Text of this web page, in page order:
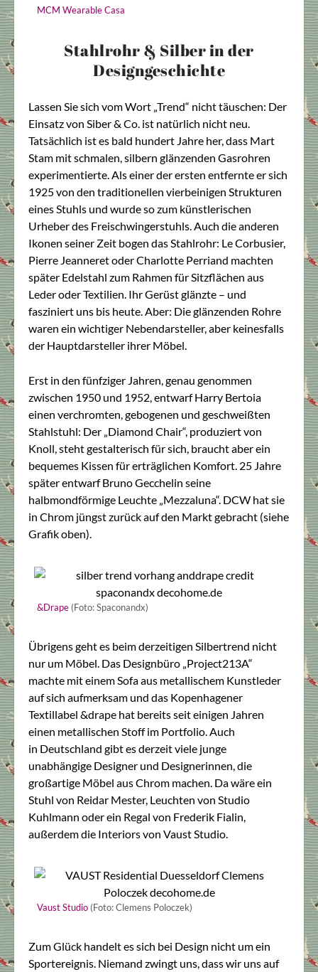
MCM Wearable Casa
Stahlrohr & Silber in der
Designgeschichte
Lassen Sie sich vom Wort „Trend“ nicht täuschen: Der
Einsatz von Siber & Co. ist natürlich nicht neu.
Tatsächlich ist es bald hundert Jahre her, dass Mart
Stam mit schmalen, silbern glänzenden Gasrohren
experimentierte. Als einer der ersten entfernte er sich
1925 von den traditionellen vierbeinigen Strukturen
eines Stuhls und wurde so zum künstlerischen
Urheber des Freischwingerstuhls. Auch die anderen
Ikonen seiner Zeit bogen das Stahlrohr: Le Corbusier,
Pierre Jeanneret oder Charlotte Perriand machten
später Edelstahl zum Rahmen für Sitzflächen aus
Leder oder Textilien. Ihr Gerüst glänzte – und
fasziniert uns bis heute. Aber: Die glänzenden Rohre
waren ein wichtiger Nebendarsteller, aber keinesfalls
der Hauptdarsteller ihrer Möbel.
Erst in den fünfziger Jahren, genau genommen
zwischen 1950 und 1952, entwarf Harry Bertoia
einen verchromten, gebogenen und geschweißten
Stahlstuhl: Der „Diamond Chair“, produziert von
Knoll, steht gestalterisch für sich, braucht aber ein
bequemes Kissen für erträglichen Komfort. 25 Jahre
später entwarf Bruno Gecchelin seine
halbmondförmige Leuchte „Mezzaluna“. DCW hat sie
in Chrom jüngst zurück auf den Markt gebracht (siehe
Grafik oben).
&Drape (Foto: Spaconandx)
Übrigens geht es beim derzeitigen Silbertrend nicht
nur um Möbel. Das Designbüro „Project213A“
machte mit einem Sofa aus metallischem Kunstleder
auf sich aufmerksam und das Kopenhagener
Textillabel &drape hat bereits seit einigen Jahren
einen metallischen Stoff im Portfolio. Auch
in Deutschland gibt es derzeit viele junge
unabhängige Designer und Designerinnen, die
großartige Möbel aus Chrom machen. Da wäre ein
Stuhl von Reidar Mester, Leuchten von Studio
Kuhlmann oder ein Regal von Frederik Fialin,
außerdem die Interiors von Vaust Studio.
Vaust Studio (Foto: Clemens Poloczek)
Zum Glück handelt es sich bei Design nicht um ein
Sportereignis. Niemand zwingt uns, dass wir uns auf